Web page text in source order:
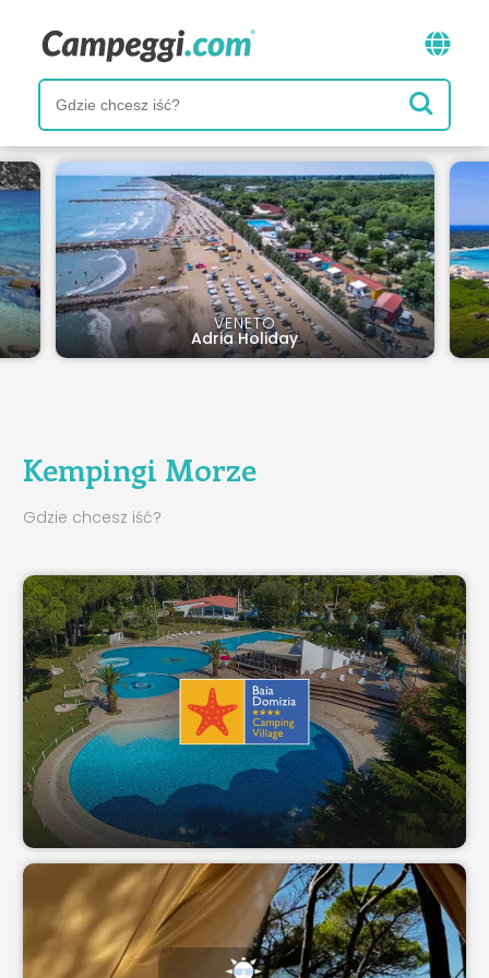
VENETO
Adria Holiday
Kempingi Morze
Gdzie chcesz iść?